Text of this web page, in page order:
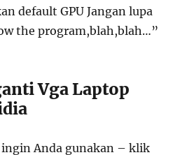
default GPU Jangan lupa
the program,blah,blah…”
Vga Laptop
ingin Anda gunakan – klik